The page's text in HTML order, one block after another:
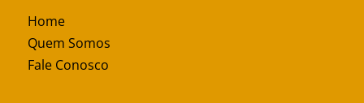
Home
Quem Somos
Fale Conosco